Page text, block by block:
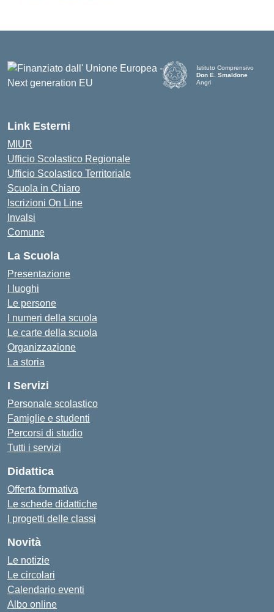
Istituto Comprensivo
Don E. Smaldone
Angri
Link Esterni
MIUR
Ufficio Scolastico Regionale
Ufficio Scolastico Territoriale
Scuola in Chiaro
Iscrizioni On Line
Invalsi
Comune
La Scuola
Presentazione
I luoghi
Le persone
I numeri della scuola
Le carte della scuola
Organizzazione
La storia
I Servizi
Personale scolastico
Famiglie e studenti
Percorsi di studio
Tutti i servizi
Didattica
Offerta formativa
Le schede didattiche
I progetti delle classi
Novità
Le notizie
Le circolari
Calendario eventi
Albo online